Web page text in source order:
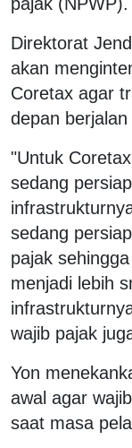
Direktorat
akan
Coretax agar
depan berjalan
"Untuk
sedang
sedang
pajak
menjadi lebih
wajib pajak
Yon
awal agar
saat masa